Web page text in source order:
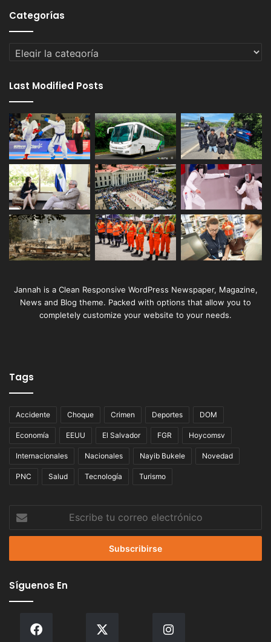
Categorías
Categorías
Last Modified Posts
Jannah is a Clean Responsive WordPress Newspaper, Magazine,
News and Blog theme. Packed with options that allow you to
completely customize your website to your needs.
Tags
Accidente Choque Crimen Deportes DOM
Economía EEUU El Salvador FGR Hoycomsv
Internacionales Nacionales Nayib Bukele Novedad
PNC Salud Tecnología Turismo
tu
correo
Síguenos En